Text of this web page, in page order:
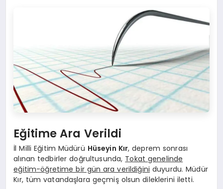
Eğitime Ara Verildi
İl Milli Eğitim Müdürü Hüseyin Kır, deprem sonrası
alınan tedbirler doğrultusunda, Tokat genelinde
eğitim-öğretime bir gün ara verildiğini duyurdu. Müdür
Kır, tüm vatandaşlara geçmiş olsun dileklerini iletti.